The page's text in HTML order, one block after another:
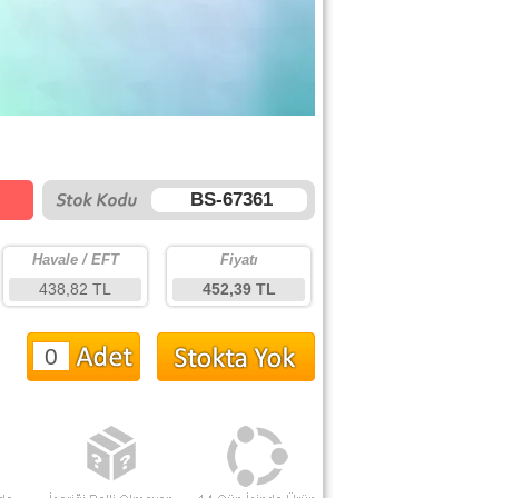
BS-67361
Fiyatı
452,39 TL
Havale / EFT
438,82 TL